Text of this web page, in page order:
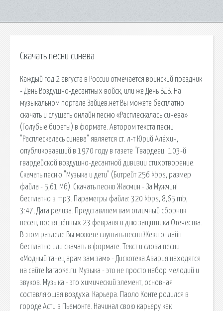
Скачать песни синева
Каждый год 2 августа в России отмечается воинский праздник
- День Воздушно-десантных войск, или же День ВДВ. На
музыкальном портале Зайцев.нет Вы можете бесплатно
скачать и слушать онлайн песню «Расплескалась синева»
(Голубые биреты) в формате. Автором текста песни
"Расплескалась синева" является ст. л-т Юрий Алёхин,
опубликовавший в 1970 году в газете "Гвардеец" 103-й
гвардейской воздушно-десантной дивизии стихотворение.
Скачать песню "Музыка и дети" (Битрейт 256 kbps, размер
файла - 5,61 Мб). Скачать песню Жасмин - За Мужчин!
бесплатно в mp3. Параметры файла: 320 kbps, 8,65 mb,
3:47, Дата релиза. Представляем вам отличный сборник
песен, посвящённых 23 февраля и дню защитника Отечества.
В этом разделе Вы можете слушать песни Жеки онлайн
бесплатно или скачать в формате. Текст и слова песни
«Модный танец арам зам зам» - Дискотека Авария находятся
на сайте karaoke.ru. Музыка - это не просто набор мелодий и
звуков. Музыка - это химический элемент, основная
составляющая воздуха. Карьера. Паоло Конте родился в
городе Асти в Пьемонте. Начинал свою карьеру как